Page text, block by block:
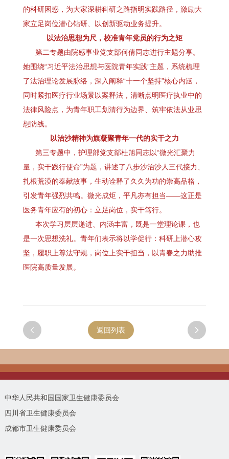
的科研困惑，为大家深耕科研之路指明实践路径，激励大
家立足岗位潜心钻研、以创新驱动业务提升。
以法治思想为尺，校准青年党员的行为之矩
第二专题由院感事业党支部何倩同志进行主题分享。
她围绕“习近平法治思想与医院青年实践”主题，系统梳理
了法治理论发展脉络，深入阐释“十一个坚持”核心内涵，
同时紧扣医疗行业场景以案释法，清晰点明医疗执业中的
法律风险点，为青年职工划清行为边界、筑牢依法从业思
想防线。
以治沙精神为旗凝聚青年一代的实干之力
第三专题中，护理部党支部杜旭同志以“微光汇聚力
量，实干践行使命”为题，讲述了八步沙治沙人三代接力、
扎根荒漠的奉献故事，生动诠释了久久为功的崇高品格，
引发青年强烈共鸣。微光成炬，平凡亦有担当——这正是
医务青年应有的初心：立足岗位，实干笃行。
本次学习层层递进、内涵丰富，既是一堂理论课，也
是一次思想洗礼。青年们表示将以学促行：科研上潜心攻
坚，履职上尊法守规，岗位上实干担当，以青春之力助推
医院高质量发展。
 
返回列表
中华人民共和国国家卫生健康委员会
四川省卫生健康委员会
成都市卫生健康委员会